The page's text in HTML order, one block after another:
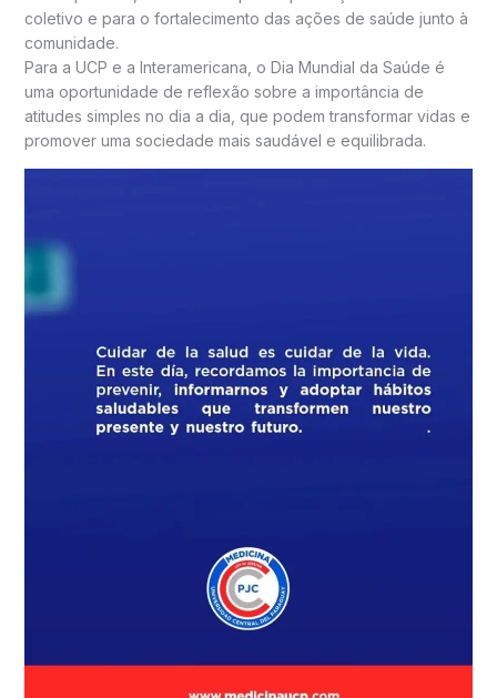
coletivo e para o fortalecimento das ações de saúde junto à
comunidade.
Para a UCP e a Interamericana, o Dia Mundial da Saúde é
uma oportunidade de reflexão sobre a importância de
atitudes simples no dia a dia, que podem transformar vidas e
promover uma sociedade mais saudável e equilibrada.